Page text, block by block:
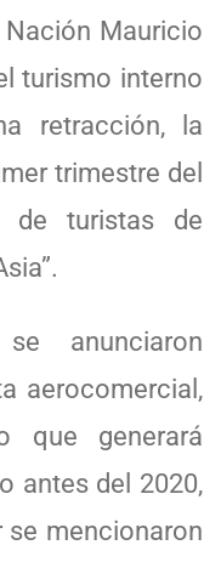
Mauricio
turismo interno
retracción, la
trimestre del
de turistas de
anunciaron
aerocomercial,
que generará
antes del 2020,
se mencionaron